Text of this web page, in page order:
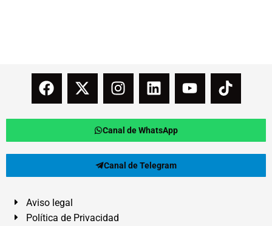
Canal de WhatsApp
Canal de Telegram
Aviso legal
Política de Privacidad